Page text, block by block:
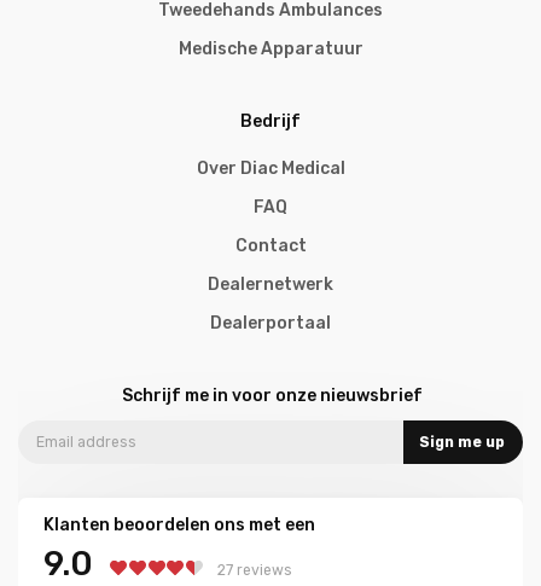
Tweedehands Ambulances
Medische Apparatuur
Bedrijf
Over Diac Medical
FAQ
Contact
Dealernetwerk
Dealerportaal
Schrijf me in voor onze nieuwsbrief
Sign me up
Klanten beoordelen ons met een
9.0 27 reviews